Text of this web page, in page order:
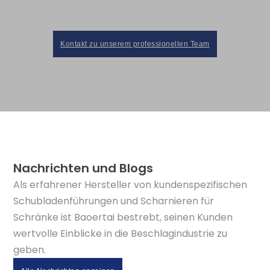
Kontakt zu unserem professionellen Team
Nachrichten und Blogs
Als erfahrener Hersteller von kundenspezifischen
Schubladenführungen und Scharnieren für
Schränke ist Baoertai bestrebt, seinen Kunden
wertvolle Einblicke in die Beschlagindustrie zu
geben.